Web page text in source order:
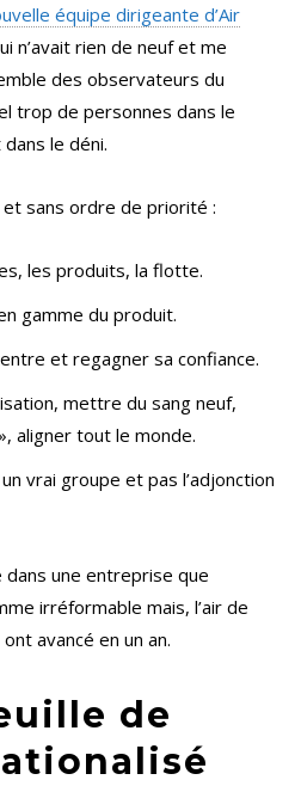
équipe dirigeante d’Air
n’avait rien de neuf et me
des observateurs du
trop de personnes dans le
le déni.
sans ordre de priorité :
les produits, la flotte.
gamme du produit.
et regagner sa confiance.
mettre du sang neuf,
aligner tout le monde.
un vrai groupe et pas l’adjonction
dans une entreprise que
irréformable mais, l’air de
avancé en un an.
de